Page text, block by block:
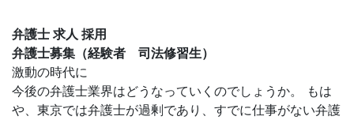
弁護士 求人 採用
弁護士募集（経験者 司法修習生）
激動の時代に
今後の弁護士業界はどうなっていくのでしょうか。 もは
や、東京では弁護士が過剰であり、すでに仕事がない弁護